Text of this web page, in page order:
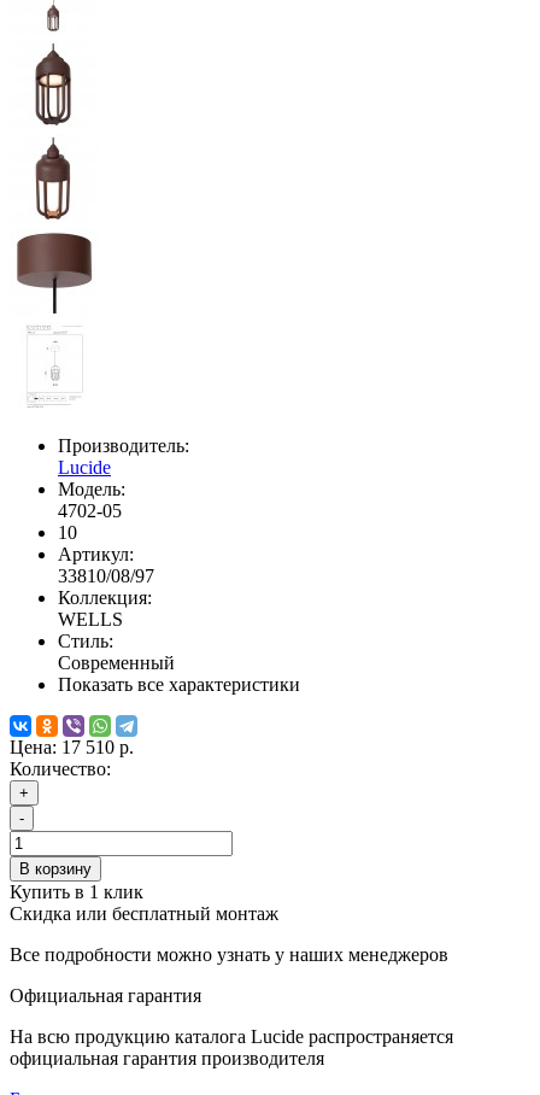
Производитель:
Lucide
Модель:
4702-05
10
Артикул:
33810/08/97
Коллекция:
WELLS
Стиль:
Современный
Показать все характеристики
Цена: 17 510 р.
Количество:
+
-
В корзину
Купить в 1 клик
Скидка или бесплатный монтаж
Все подробности можно узнать у наших менеджеров
Официальная гарантия
На всю продукцию каталога Lucide распространяется
официальная гарантия производителя